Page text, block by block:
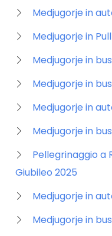
Medjugorje in
Medjugorje in
Medjugorje in
Medjugorje in
Medjugorje in
Medjugorje in
Pellegrinaggio a
Giubileo 2025
Medjugorje in
Medjugorje in